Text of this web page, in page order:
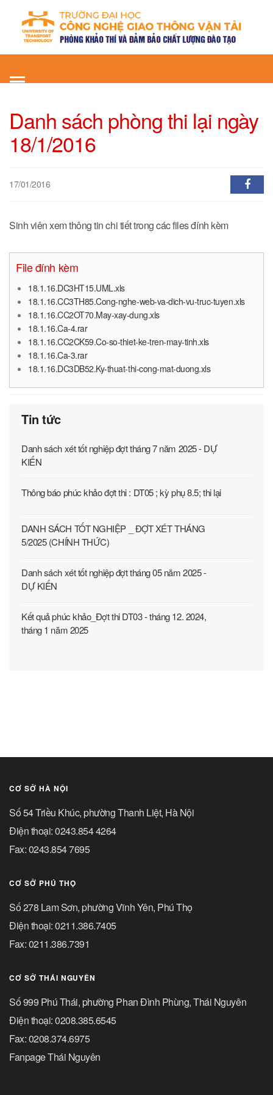
Toggle
Danh sách phòng thi lại ngày
18/1/2016
17/01/2016
Sinh viên xem thông tin chi tiết trong các files đính kèm
File đính kèm
18.1.16.DC3HT15.UML.xls
18.1.16.CC3TH85.Cong-nghe-web-va-dich-vu-truc-tuyen.xls
18.1.16.CC2OT70.May-xay-dung.xls
18.1.16.Ca-4.rar
18.1.16.CC2CK59.Co-so-thiet-ke-tren-may-tinh.xls
18.1.16.Ca-3.rar
18.1.16.DC3DB52.Ky-thuat-thi-cong-mat-duong.xls
Tin tức
Danh sách xét tốt nghiệp đợt tháng 7 năm 2025 - DỰ
KIẾN
Thông báo phúc khảo đợt thi : DT05 ; kỳ phụ 8.5; thi lại
DANH SÁCH TỐT NGHIỆP _ ĐỢT XÉT THÁNG
5/2025 (CHÍNH THỨC)
Danh sách xét tốt nghiệp đợt tháng 05 năm 2025 -
DỰ KIẾN
Kết quả phúc khảo_Đợt thi DT03 - tháng 12. 2024,
tháng 1 năm 2025
CƠ SỞ HÀ NỘI
Số 54 Triều Khúc, phường Thanh Liệt, Hà Nội
Điện thoại: 0243.854 4264
Fax: 0243.854 7695
CƠ SỞ PHÚ THỌ
Số 278 Lam Sơn, phường Vĩnh Yên, Phú Thọ
Điện thoại: 0211.386.7405
Fax: 0211.386.7391
CƠ SỞ THÁI NGUYÊN
Số 999 Phú Thái, phường Phan Đình Phùng, Thái Nguyên
Điện thoại: 0208.385.6545
Fax: 0208.374.6975
Fanpage Thái Nguyên